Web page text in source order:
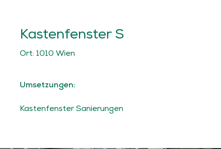
Kastenfenster S
Ort: 1010 Wien
Umsetzungen:
Kastenfenster Sanierungen